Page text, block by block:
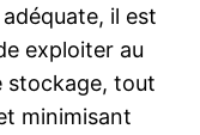
il est
exploiter au
stockage, tout
minimisant